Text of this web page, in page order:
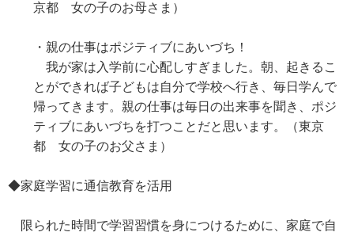
京都 女の子のお母さま）
・親の仕事はポジティブにあいづち！
我が家は入学前に心配しすぎました。朝、起きるこ
とができれば子どもは自分で学校へ行き、毎日学んで
帰ってきます。親の仕事は毎日の出来事を聞き、ポジ
ティブにあいづちを打つことだと思います。（東京
都 女の子のお父さま）
◆家庭学習に通信教育を活用
限られた時間で学習習慣を身につけるために、家庭で自